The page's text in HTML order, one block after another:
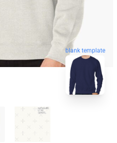
blank template